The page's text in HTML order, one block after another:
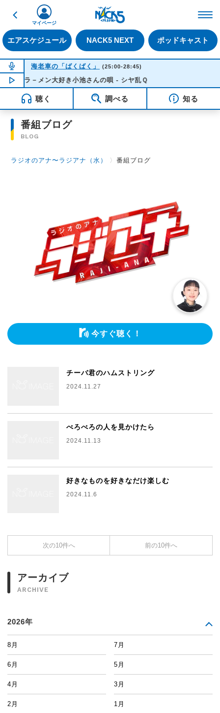
戻る
エアスケジュール NACK5 NEXT ポッドキャスト
マイページ
NOW ON AIR
海老車の「ばくばく」 (25:00-28:45)
NOW PLAYING03:04
ラ－メン大好き小池さんの唄 - シヤ乱Ｑ
聴く 調べる 知る
番組ブログ
BLOG
ラジオのアナ〜ラジアナ（水） 〉番組ブログ
今すぐ聴く！
チーバ君のハムストリング
2024.11.27
べろべろの人を見かけたら
2024.11.13
好きなものを好きなだけ楽しむ
2024.11.6
次の10件へ 前の10件へ
アーカイブ
ARCHIVE
2026年
8月 7月
6月 5月
4月 3月
2月 1月